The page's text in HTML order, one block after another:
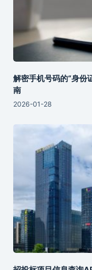
解密手机号码的“身份
南
2026-01-28